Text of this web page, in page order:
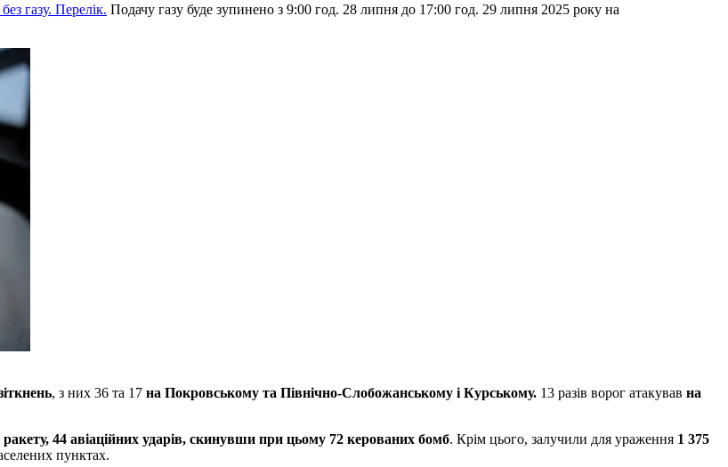
газу. Перелік. Подачу газу буде зупинено з 9:00 год. 28 липня до 17:00 год. 29 липня 2025 року на
, з них 36 та 17 на Покровському та Північно-Слобожанському і Курському. 13 разів ворог атакував на
44 авіаційних ударів, скинувши при цьому 72 керованих бомб. Крім цього, залучили для ураження 1 375
пунктах.